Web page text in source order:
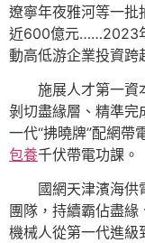
遼寧年夜雅河等一批
近600億元……2023
動高低游企業投資跨
施展人才第一資
剝切盡緣層、精準
一代“拂曉牌”配網
包養千伏帶電功課。
國網天津濱海
團隊，持續霸佔盡緣
機械人從第一代進級